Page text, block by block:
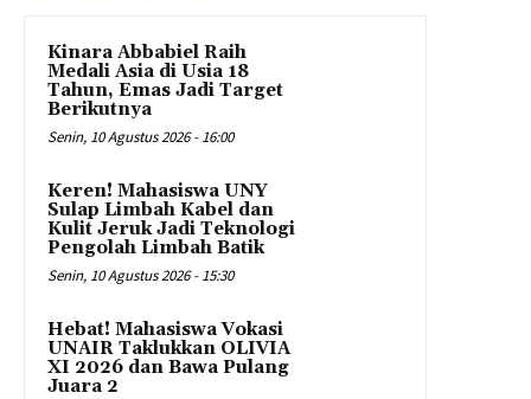
Kinara Abbabiel Raih
Medali Asia di Usia 18
Tahun, Emas Jadi Target
Berikutnya
Senin, 10 Agustus 2026 - 16:00
Keren! Mahasiswa UNY
Sulap Limbah Kabel dan
Kulit Jeruk Jadi Teknologi
Pengolah Limbah Batik
Senin, 10 Agustus 2026 - 15:30
Hebat! Mahasiswa Vokasi
UNAIR Taklukkan OLIVIA
XI 2026 dan Bawa Pulang
Juara 2